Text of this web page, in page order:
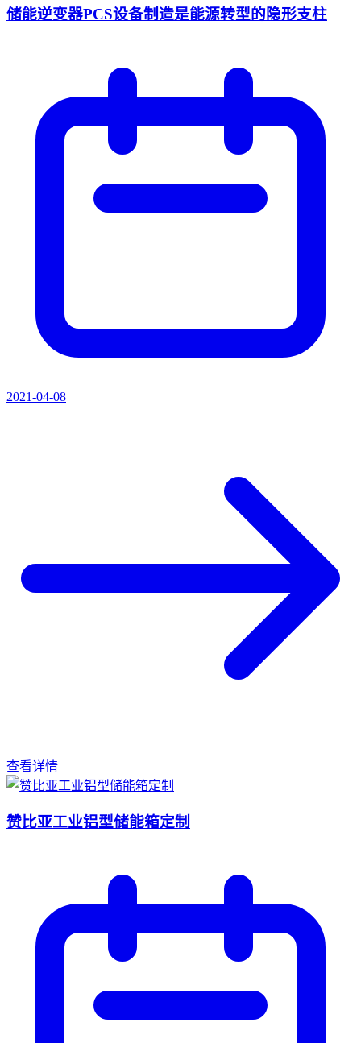
储能逆变器PCS设备制造是能源转型的隐形支柱
2021-04-08
查看详情
赞比亚工业铝型储能箱定制